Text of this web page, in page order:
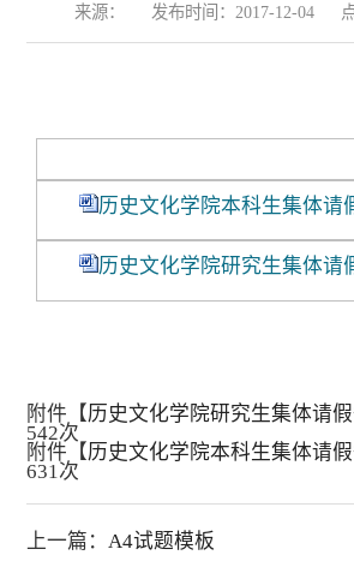
来源： 发布时间：2017-12-04
历史文化学院本科生集体请
历史文化学院研究生集体请
附件【历史文化学院研究生集体请
542次
附件【历史文化学院本科生集体请
631 次
上一篇： A4试题模板